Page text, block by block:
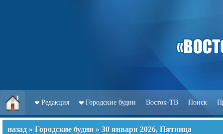
Редакция Городские будни Восток-ТВ Поиск
назад » Городские будни » 30 января 2026, Пятница